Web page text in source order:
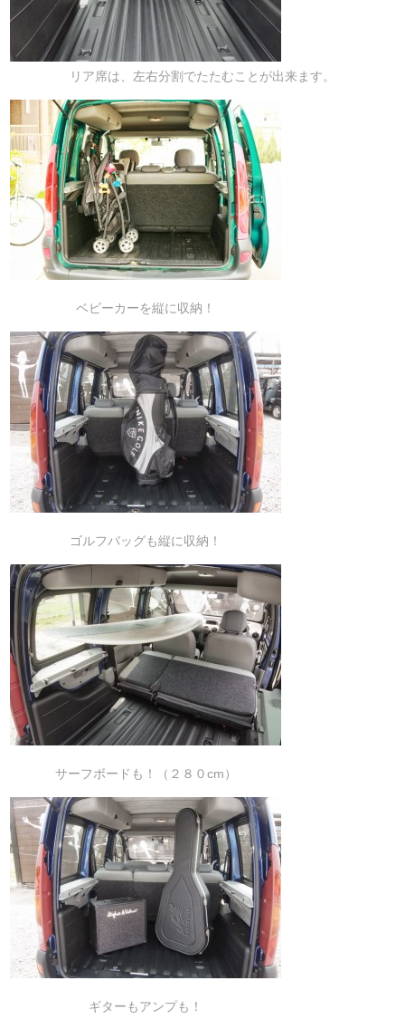
リア席は、左右分割でたたむことが出来ます。
ベビーカーを縦に収納！
ゴルフバッグも縦に収納！
サーフボードも！（２８０cm）
ギターもアンプも！